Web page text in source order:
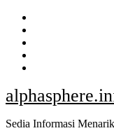
Skip
content
Sedia Informasi Menarik